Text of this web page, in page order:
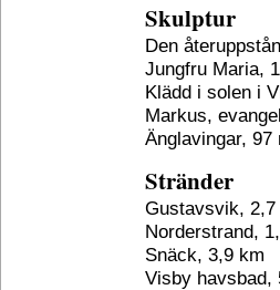
Skulptur
Den
Jungfru Maria,
Klädd i solen i
Markus,
Änglavingar, 97
Stränder
Gustavsvik, 2,7
Norderstrand,
Snäck, 3,9 km
Visby havsbad,